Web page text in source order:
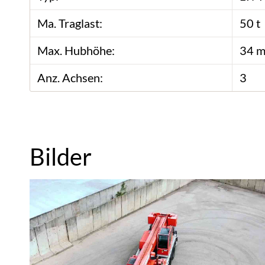
Ma. Traglast:
50 t
Max. Hubhöhe:
34
Anz. Achsen:
3
Bilder